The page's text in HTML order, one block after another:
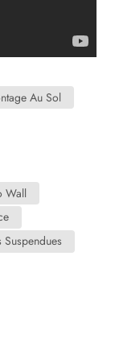
Au Sol
Wall
Suspendues